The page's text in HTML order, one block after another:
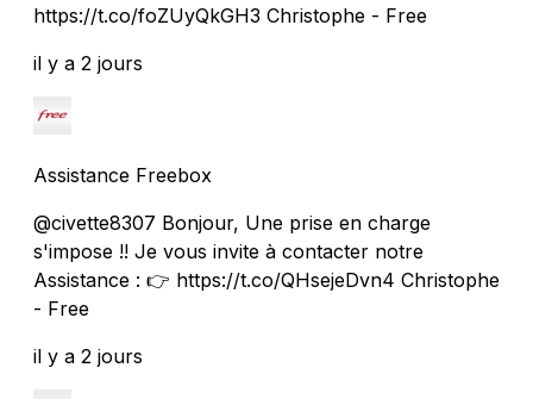
https://t.co/foZUyQkGH3 Christophe - Free
il y a 2 jours
Assistance Freebox
@civette8307 Bonjour, Une prise en charge
s'impose !! Je vous invite à contacter notre
Assistance : 👉 https://t.co/QHsejeDvn4 Christophe
- Free
il y a 2 jours